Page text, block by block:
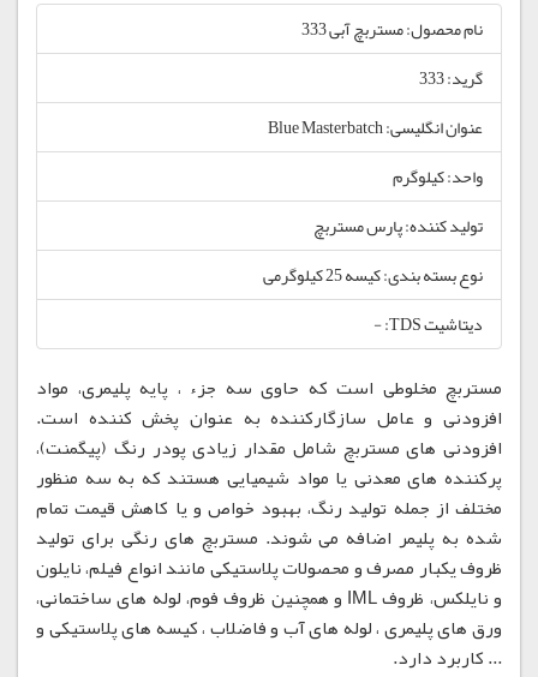
نام محصول: مستربچ آبی 333
گرید: 333
عنوان انگلیسی: Blue Masterbatch
واحد: کیلوگرم
تولید کننده: پارس مستربچ
نوع بسته بندی: کیسه 25 کیلوگرمی
دیتاشیت TDS: -
مستربچ مخلوطی است که حاوی سه جزء ، پایه پلیمری، مواد
افزودنی و عامل سازگارکننده به عنوان پخش کننده است.
افزودنی های مستربچ شامل مقدار زیادی پودر رنگ (پیگمنت)،
پرکننده های معدنی یا مواد شیمیایی هستند که به سه منظور
مختلف از جمله تولید رنگ، بهبود خواص و یا کاهش قیمت تمام
شده به پلیمر اضافه می شوند. مستربچ های رنگی برای تولید
ظروف یکبار مصرف و محصولات پلاستیکی مانند انواع فیلم، نایلون
و نایلکس، ظروف IML و همچنین ظروف فوم، لوله های ساختمانی،
ورق های پلیمری ، لوله های آب و فاضلاب ، کیسه های پلاستیکی و
... کاربرد دارد.